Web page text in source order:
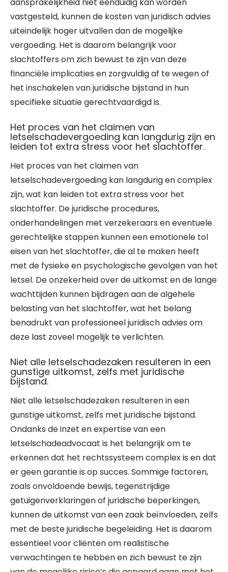
vastgesteld, kunnen de kosten van juridisch advies
uiteindelijk hoger uitvallen dan de mogelijke
vergoeding. Het is daarom belangrijk voor
slachtoffers om zich bewust te zijn van deze
financiële implicaties en zorgvuldig af te wegen of
het inschakelen van juridische bijstand in hun
specifieke situatie gerechtvaardigd is.
Het proces van het claimen van
letselschadevergoeding kan langdurig zijn en
leiden tot extra stress voor het slachtoffer.
Het proces van het claimen van
letselschadevergoeding kan langdurig en complex
zijn, wat kan leiden tot extra stress voor het
slachtoffer. De juridische procedures,
onderhandelingen met verzekeraars en eventuele
gerechtelijke stappen kunnen een emotionele tol
eisen van het slachtoffer, die al te maken heeft
met de fysieke en psychologische gevolgen van het
letsel. De onzekerheid over de uitkomst en de lange
wachttijden kunnen bijdragen aan de algehele
belasting van het slachtoffer, wat het belang
benadrukt van professioneel juridisch advies om
deze last zoveel mogelijk te verlichten.
Niet alle letselschadezaken resulteren in een
gunstige uitkomst, zelfs met juridische
bijstand.
Niet alle letselschadezaken resulteren in een
gunstige uitkomst, zelfs met juridische bijstand.
Ondanks de inzet en expertise van een
letselschadeadvocaat is het belangrijk om te
erkennen dat het rechtssysteem complex is en dat
er geen garantie is op succes. Sommige factoren,
zoals onvoldoende bewijs, tegenstrijdige
getuigenverklaringen of juridische beperkingen,
kunnen de uitkomst van een zaak beïnvloeden, zelfs
met de beste juridische begeleiding. Het is daarom
essentieel voor cliënten om realistische
verwachtingen te hebben en zich bewust te zijn